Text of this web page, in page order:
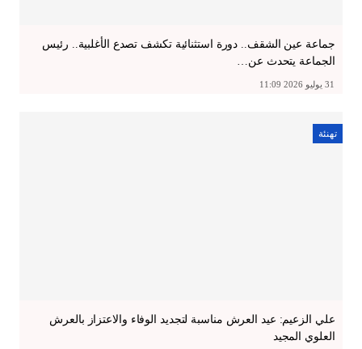
جماعة عين الشقف.. دورة استثنائية تكشف تصدع الأغلبية.. رئيس
الجماعة يتحدث عن…
31 يوليو 2026 11:09
تهنئة
علي الزعيم: عيد العرش مناسبة لتجديد الوفاء والاعتزاز بالعرش
العلوي المجيد